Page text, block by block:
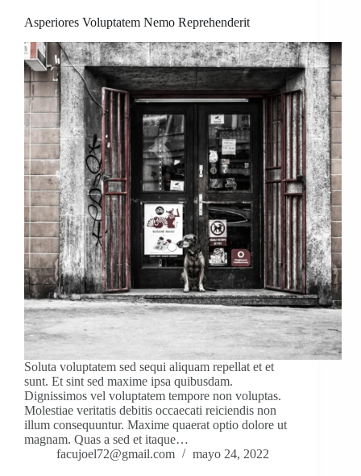
Asperiores Voluptatem Nemo Reprehenderit
Soluta voluptatem sed sequi aliquam repellat et et
sunt. Et sint sed maxime ipsa quibusdam.
Dignissimos vel voluptatem tempore non voluptas.
Molestiae veritatis debitis occaecati reiciendis non
illum consequuntur. Maxime quaerat optio dolore ut
magnam. Quas a sed et itaque…
facujoel72@gmail.com
mayo 24, 2022